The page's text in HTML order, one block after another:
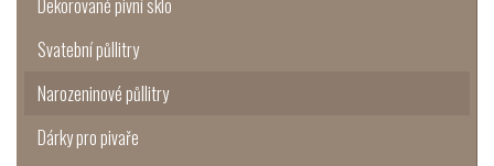
Dekorované pivní sklo
Svatební půllitry
Narozeninové půllitry
Dárky pro pivaře